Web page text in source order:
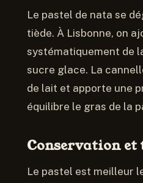
Le pastel de nata se
tiède. À Lisbonne, on
systématiquement de
sucre glace. La
de lait et apporte une
équilibre le gras de la
Conservation
Le pastel est meilleur